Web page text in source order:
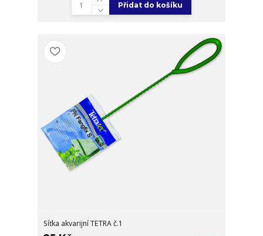
Přidat do košíku
Síťka akvarijní TETRA č.1